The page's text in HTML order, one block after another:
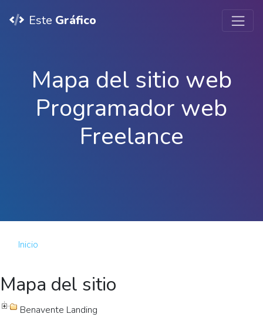
Este Gráfico
Mapa del sitio web
Programador web
Freelance
Inicio
Mapa del sitio
Benavente Landing